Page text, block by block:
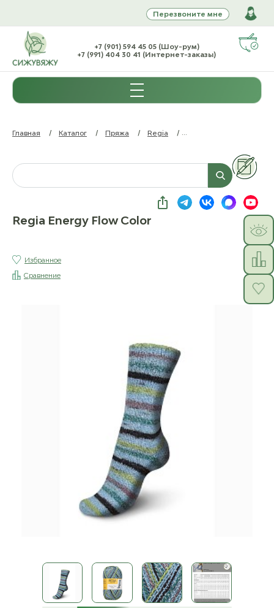
Перезвоните мне
+7 (901) 594 45 05 (Шоу-рум)
+7 (991) 404 30 41 (Интернет-заказы)
Главная / Каталог / Пряжа / Regia /
Regia Energy Flow Color
Избранное
Сравнение